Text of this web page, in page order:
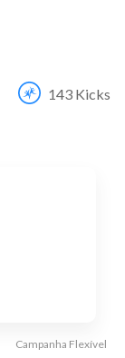
143 Kicks
Campanha Flexível